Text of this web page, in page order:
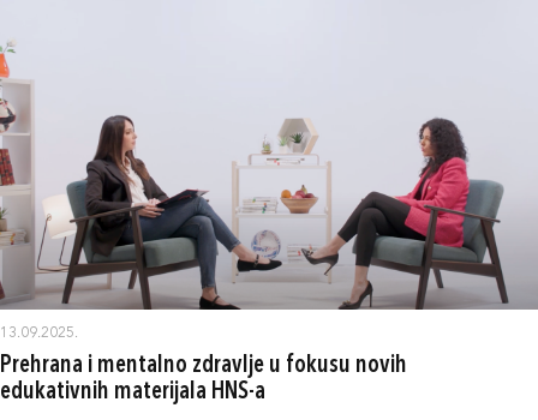
13.09.2025.
Prehrana i mentalno zdravlje u fokusu novih
edukativnih materijala HNS-a